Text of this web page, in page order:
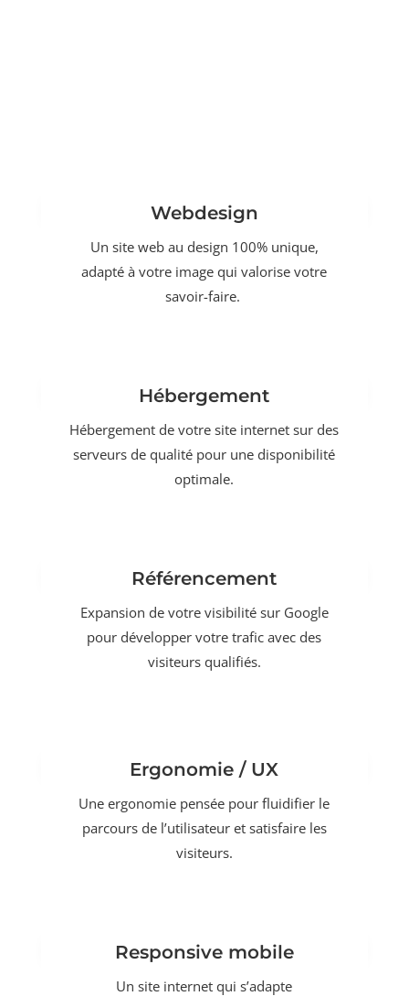
Webdesign
Un site web au design 100% unique,
adapté à votre image qui valorise votre
savoir-faire.
Hébergement
Hébergement de votre site internet sur des
serveurs de qualité pour une disponibilité
optimale.
Référencement
Expansion de votre visibilité sur Google
pour développer votre trafic avec des
visiteurs qualifiés.
Ergonomie / UX
Une ergonomie pensée pour fluidifier le
parcours de l’utilisateur et satisfaire les
visiteurs.
Responsive mobile
Un site internet qui s’adapte